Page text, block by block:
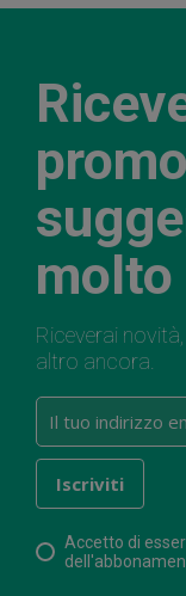
molto
Riceverai
altro ancora.
Accetto di